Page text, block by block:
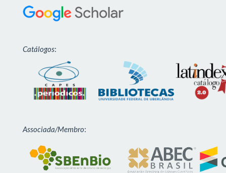
Catálogos:
Associada/Membro: